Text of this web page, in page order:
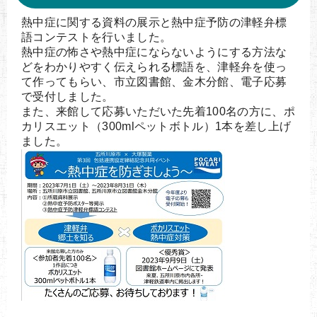
熱中症に関する資料の展示と熱中症予防の津軽弁標
語コンテストを行いました。
熱中症の怖さや熱中症にならないようにする方法な
どをわかりやすく伝えられる標語を、津軽弁を使っ
て作ってもらい、市立図書館、金木分館、電子応募
で受付しました。
また、来館して応募いただいた先着100名の方に、ポ
カリスエット（300mlペットボトル）1本を差し上げ
ました。